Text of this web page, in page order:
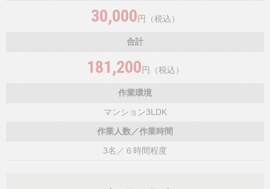
30,000円（税込）
合計
181,200円（税込）
作業環境
マンション3LDK
作業人数／作業時間
3名／６時間程度